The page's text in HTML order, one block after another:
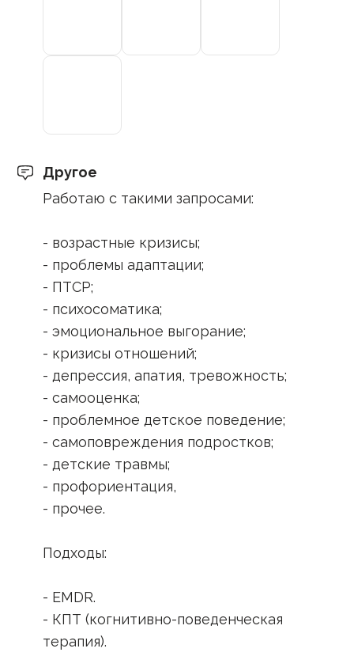
Другое
Работаю с такими запросами:
- возрастные кризисы;
- проблемы адаптации;
- ПТСР;
- психосоматика;
- эмоциональное выгорание;
- кризисы отношений;
- депрессия, апатия, тревожность;
- самооценка;
- проблемное детское поведение;
- самоповреждения подростков;
- детские травмы;
- профориентация,
- прочее.
Подходы:
- EMDR.
- КПТ (когнитивно-поведенческая
терапия).